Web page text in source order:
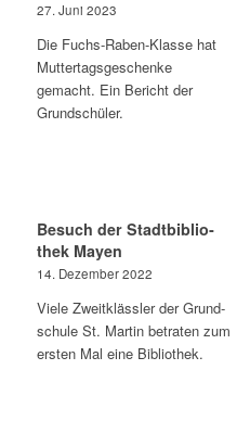
27. Juni 2023
Die Fuchs-Raben-Klas­se hat
Mut­ter­tags­ge­schen­ke
gemacht. Ein Bericht der
Grundschüler.
Besuch der Stadt­bi­blio­
thek Mayen
14. Dezem­ber 2022
Vie­le Zweit­kläss­ler der Grund­
schu­le St. Mar­tin betra­ten zum
ers­ten Mal eine Bibliothek.